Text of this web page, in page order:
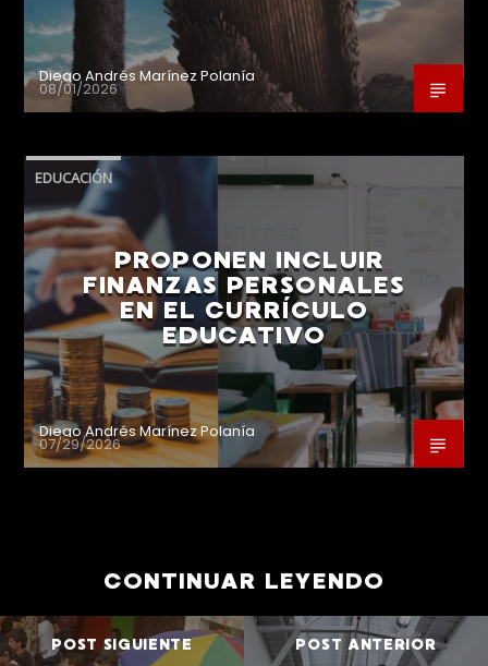
Diego Andrés Marínez Polanía
08/01/2026
EDUCACIÓN
PROPONEN INCLUIR
FINANZAS PERSONALES
EN EL CURRÍCULO
EDUCATIVO
Diego Andrés Marínez Polanía
07/29/2026
CONTINUAR LEYENDO
POST SIGUIENTE POST ANTERIOR